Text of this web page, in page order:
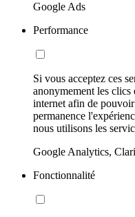
Google Ads
Performance
Si vous acceptez ces
anonymement les clics
internet afin de
permanence
nous utilisons les
Google Analytics,
Fonctionnalité